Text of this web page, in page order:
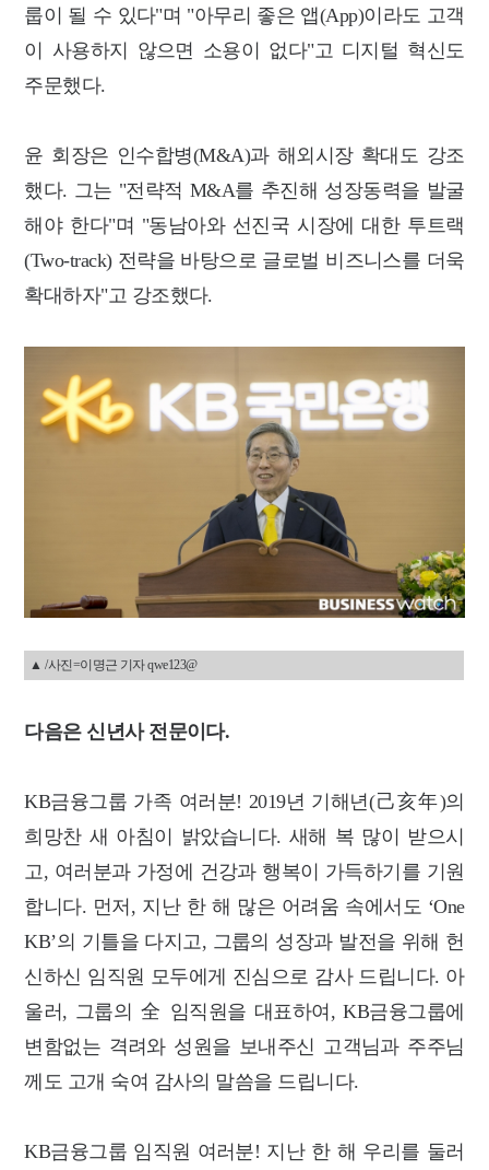
룹이 될 수 있다"며 "아무리 좋은 앱(App)이라도 고객
이 사용하지 않으면 소용이 없다"고 디지털 혁신도
주문했다.
윤 회장은 인수합병(M&A)과 해외시장 확대도 강조
했다. 그는 "전략적 M&A를 추진해 성장동력을 발굴
해야 한다"며 "동남아와 선진국 시장에 대한 투트랙
(Two-track) 전략을 바탕으로 글로벌 비즈니스를 더욱
확대하자"고 강조했다.
▲ /사진=이명근 기자 qwe123@
다음은 신년사 전문이다.
KB금융그룹 가족 여러분! 2019년 기해년(己亥年)의
희망찬 새 아침이 밝았습니다. 새해 복 많이 받으시
고, 여러분과 가정에 건강과 행복이 가득하기를 기원
합니다. 먼저, 지난 한 해 많은 어려움 속에서도 ‘One
KB’의 기틀을 다지고, 그룹의 성장과 발전을 위해 헌
신하신 임직원 모두에게 진심으로 감사 드립니다. 아
울러, 그룹의 全 임직원을 대표하여, KB금융그룹에
변함없는 격려와 성원을 보내주신 고객님과 주주님
께도 고개 숙여 감사의 말씀을 드립니다.
KB금융그룹 임직원 여러분! 지난 한 해 우리를 둘러